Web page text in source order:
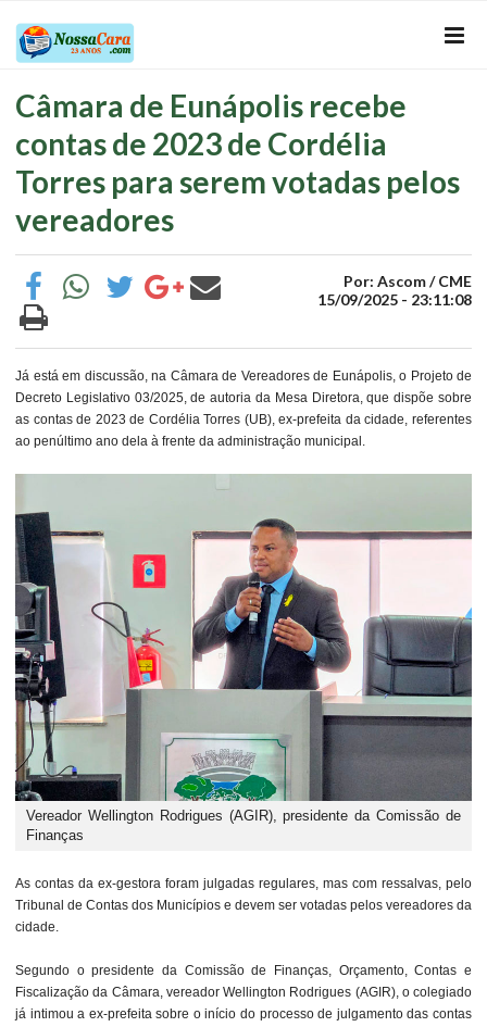
Câmara de Eunápolis recebe
contas de 2023 de Cordélia
Torres para serem votadas pelos
vereadores
Por: Ascom / CME
15/09/2025 - 23:11:08
Já está em discussão, na Câmara de Vereadores de Eunápolis, o Projeto de
Decreto Legislativo 03/2025, de autoria da Mesa Diretora, que dispõe sobre
as contas de 2023 de Cordélia Torres (UB), ex-prefeita da cidade, referentes
ao penúltimo ano dela à frente da administração municipal.
Vereador Wellington Rodrigues (AGIR), presidente da Comissão de
Finanças
As contas da ex-gestora foram julgadas regulares, mas com ressalvas, pelo
Tribunal de Contas dos Municípios e devem ser votadas pelos vereadores da
cidade.
Segundo o presidente da Comissão de Finanças, Orçamento, Contas e
Fiscalização da Câmara, vereador Wellington Rodrigues (AGIR), o colegiado
já intimou a ex-prefeita sobre o início do processo de julgamento das contas